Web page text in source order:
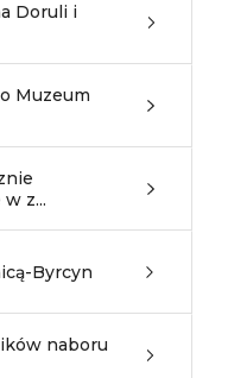
Doruli i
Muzeum
z...
Byrcyn
naboru